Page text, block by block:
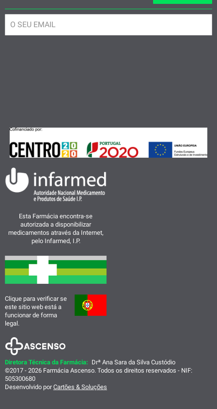
Esta Farmácia encontra-se
autorizada a disponibilizar
medicamentos através da Internet,
pelo Infarmed, I.P.
Clique para verificar se
este sitio web está a
funcionar de forma
legal.
Diretora Técnica da Farmácia: Drª Ana Sara da Silva Custódio
©2017 - 2026 Farmácia Ascenso. Todos os direitos reservados - NIF:
505300680
Desenvolvido porCartões & Soluções